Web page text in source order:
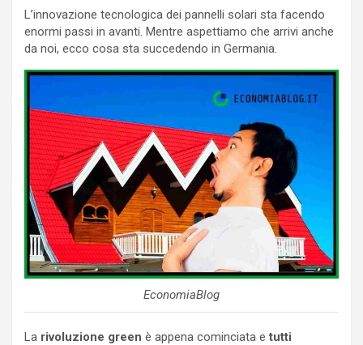
L’innovazione tecnologica dei pannelli solari sta facendo
enormi passi in avanti. Mentre aspettiamo che arrivi anche
da noi, ecco cosa sta succedendo in Germania.
EconomiaBlog
La rivoluzione green è appena cominciata etutti